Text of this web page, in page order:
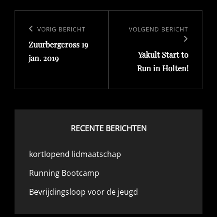
navigatie
Vorig
bericht
VORIG BERICHT
Zuurbergcross 19
jan. 2019
Volgend
VOLGEND BERICHT
Yakult Start to
Run in Holten!
RECENTE BERICHTEN
kortlopend lidmaatschap
Running Bootcamp
Bevrijdingsloop voor de jeugd